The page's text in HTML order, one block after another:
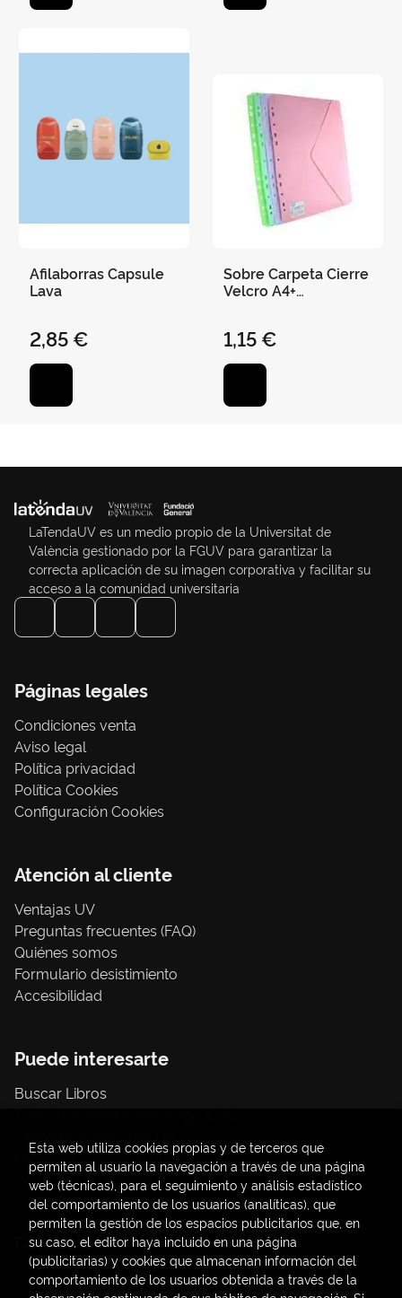
Afilaborras Capsule
Lava
2,85 €
Sobre Carpeta Cierre
Velcro A4+
1,15 €
LaTendaUV es un medio propio de la Universitat de
València gestionado por la FGUV para garantizar la
correcta aplicación de su imagen corporativa y facilitar su
acceso a la comunidad universitaria
Páginas legales
Condiciones venta
Aviso legal
Política privacidad
Política Cookies
Configuración Cookies
Atención al cliente
Ventajas UV
Preguntas frecuentes (FAQ)
Quiénes somos
Formulario desistimiento
Accesibilidad
Puede interesarte
Buscar Libros
Papelería / material oficina
Consumo Sostenible
Contacto
C/ Amadeo de Saboya, 4
Esta web utiliza cookies propias y de terceros que
permiten al usuario la navegación a través de una página
web (técnicas), para el seguimiento y análisis estadístico
del comportamiento de los usuarios (analíticas), que
permiten la gestión de los espacios publicitarios que, en
su caso, el editor haya incluido en una página
(publicitarias) y cookies que almacenan información del
comportamiento de los usuarios obtenida a través de la